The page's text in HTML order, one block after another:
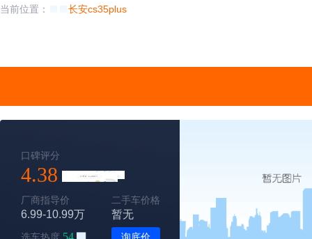
当前位置： 长安cs35plus
口碑评分
4.38
厂商指导价
6.99-10.99万
54
二手车价格
暂无